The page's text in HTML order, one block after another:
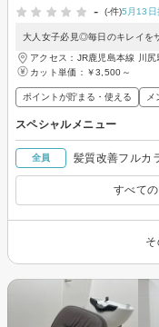
- (-件)5月13日
大人女子必見◎毎日のキレイを
アクセス：JR鹿児島本線 川
カット単価： ￥3,500～
ポイントが貯まる・使える メ
スペシャルメニュー
全員 髪質改善フルカ
すべて